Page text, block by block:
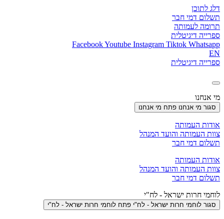
דלג לתוכן
תשלום דמי חבר
תרומה לעמותה
ספרייה דיגיטלית
FacebookYoutube Instagram Tiktok Whatsapp
EN
ספרייה דיגיטלית
מי אנחנו
סגור מי אנחנו פתח מי אנחנו
אודות העמותה
צוות העמותה והועד המנהל
תשלום דמי חבר
אודות העמותה
צוות העמותה והועד המנהל
תשלום דמי חבר
לוחמי חרות ישראל - לח"י
סגור לוחמי חרות ישראל - לח"י פתח לוחמי חרות ישראל - לח"י